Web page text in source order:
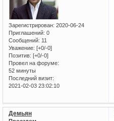
Зарегистрирован: 2020-06-24
Приглашений: 0
Сообщений: 11
Уважение: [+0/-0]
Позитив: [+0/-0]
Провел на форуме:
52 минуты
Последний визит:
2021-02-03 23:02:10
Демьян